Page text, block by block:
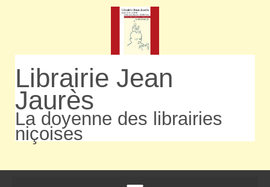
Librairie Jean
Jaurès
La doyenne des librairies
niçoises